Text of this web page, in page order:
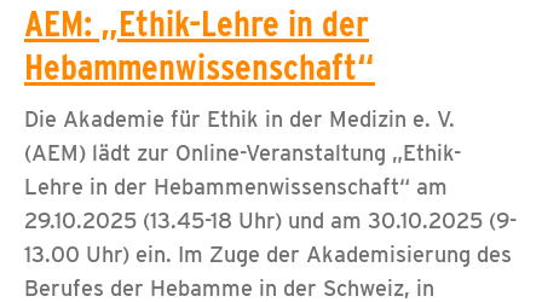
AEM: „Ethik-Lehre in der
Hebammenwissenschaft“
Die Akademie für Ethik in der Medizin e. V.
(AEM) lädt zur Online-Veranstaltung „Ethik-
Lehre in der Hebammenwissenschaft“ am
29.10.2025 (13.45-18 Uhr) und am 30.10.2025 (9-
13.00 Uhr) ein. Im Zuge der Akademisierung des
Berufes der Hebamme in der Schweiz, in